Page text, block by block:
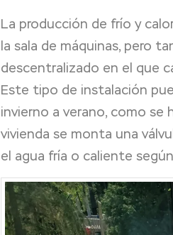
La producción de frío y
la sala de máquinas, pero
descentralizado en el que
Este tipo de instalación
invierno a verano, como
vivienda se monta una
el agua fría o caliente